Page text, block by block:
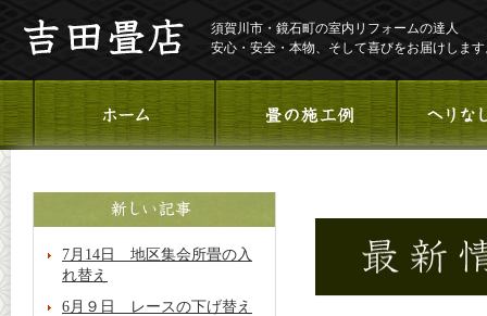
須賀川市・鏡石町の室内リフォームの達人
安心・安全・本物、そして喜びをお届けしま
7月14日 地区集会所畳の入
れ替え
6月９日 レースの下げ替え